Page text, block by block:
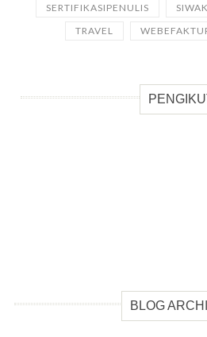
SERTIFIKASIPENULIS
SIWAK
TRAVEL
BLOG